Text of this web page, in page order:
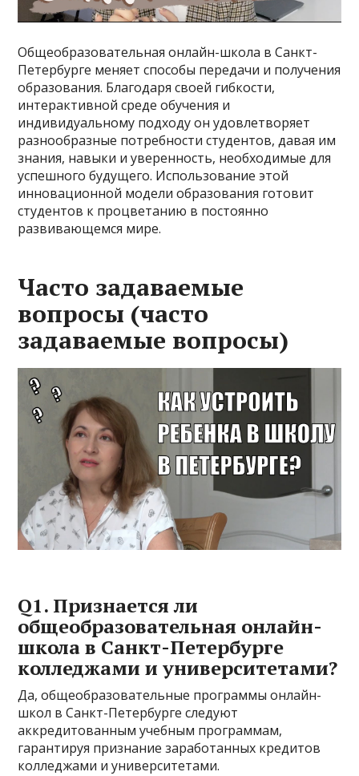
Общеобразовательная онлайн-школа в Санкт-
Петербурге меняет способы передачи и получения
образования. Благодаря своей гибкости,
интерактивной среде обучения и
индивидуальному подходу он удовлетворяет
разнообразные потребности студентов, давая им
знания, навыки и уверенность, необходимые для
успешного будущего. Использование этой
инновационной модели образования готовит
студентов к процветанию в постоянно
развивающемся мире.
Часто задаваемые
вопросы (часто
задаваемые вопросы)
Q1. Признается ли
общеобразовательная онлайн-
школа в Санкт-Петербурге
колледжами и университетами?
Да, общеобразовательные программы онлайн-
школ в Санкт-Петербурге следуют
аккредитованным учебным программам,
гарантируя признание заработанных кредитов
колледжами и университетами.